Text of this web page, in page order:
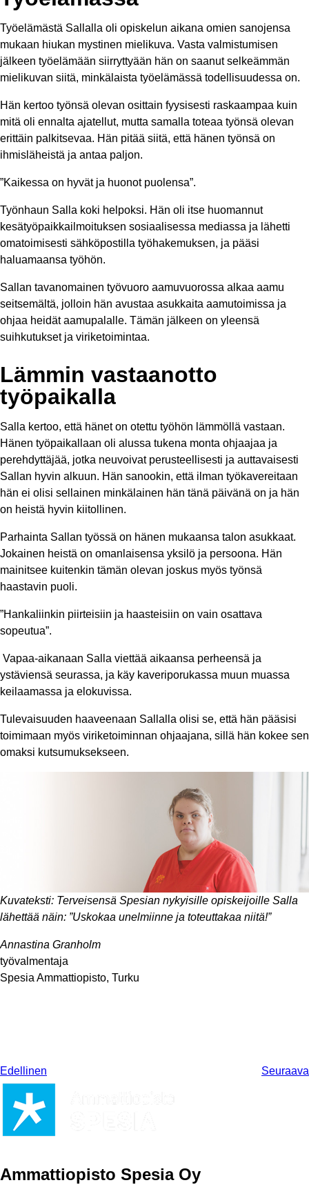
Työelämästä Sallalla oli opiskelun aikana omien sanojensa
mukaan hiukan mystinen mielikuva. Vasta valmistumisen
jälkeen työelämään siirryttyään hän on saanut selkeämmän
mielikuvan siitä, minkälaista työelämässä todellisuudessa on.
Hän kertoo työnsä olevan osittain fyysisesti raskaampaa kuin
mitä oli ennalta ajatellut, mutta samalla toteaa työnsä olevan
erittäin palkitsevaa. Hän pitää siitä, että hänen työnsä on
ihmisläheistä ja antaa paljon.
”Kaikessa on hyvät ja huonot puolensa”.
Työnhaun Salla koki helpoksi. Hän oli itse huomannut
kesätyöpaikkailmoituksen sosiaalisessa mediassa ja lähetti
omatoimisesti sähköpostilla työhakemuksen, ja pääsi
haluamaansa työhön.
Sallan tavanomainen työvuoro aamuvuorossa alkaa aamu
seitsemältä, jolloin hän avustaa asukkaita aamutoimissa ja
ohjaa heidät aamupalalle. Tämän jälkeen on yleensä
suihkutukset ja viriketoimintaa.
Lämmin vastaanotto
työpaikalla
Salla kertoo, että hänet on otettu työhön lämmöllä vastaan.
Hänen työpaikallaan oli alussa tukena monta ohjaajaa ja
perehdyttäjää, jotka neuvoivat perusteellisesti ja auttavaisesti
Sallan hyvin alkuun. Hän sanookin, että ilman työkavereitaan
hän ei olisi sellainen minkälainen hän tänä päivänä on ja hän
on heistä hyvin kiitollinen.
Parhainta Sallan työssä on hänen mukaansa talon asukkaat.
Jokainen heistä on omanlaisensa yksilö ja persoona. Hän
mainitsee kuitenkin tämän olevan joskus myös työnsä
haastavin puoli.
”Hankaliinkin piirteisiin ja haasteisiin on vain osattava
sopeutua”.
Vapaa-aikanaan Salla viettää aikaansa perheensä ja
ystäviensä seurassa, ja käy kaveriporukassa muun muassa
keilaamassa ja elokuvissa.
Tulevaisuuden haaveenaan Sallalla olisi se, että hän pääsisi
toimimaan myös viriketoiminnan ohjaajana, sillä hän kokee sen
omaksi kutsumuksekseen.
Kuvateksti: Terveisensä Spesian nykyisille opiskeijoille Salla
lähettää näin: ”Uskokaa unelmiinne ja toteuttakaa niitä!”
Annastina Granholm
työvalmentaja
Spesia Ammattiopisto, Turku
Edellinen Seuraava
Ammattiopisto Spesia Oy